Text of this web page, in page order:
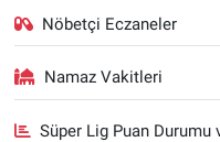
Nöbetçi Eczaneler
Namaz Vakitleri
Süper Lig Puan Durumu